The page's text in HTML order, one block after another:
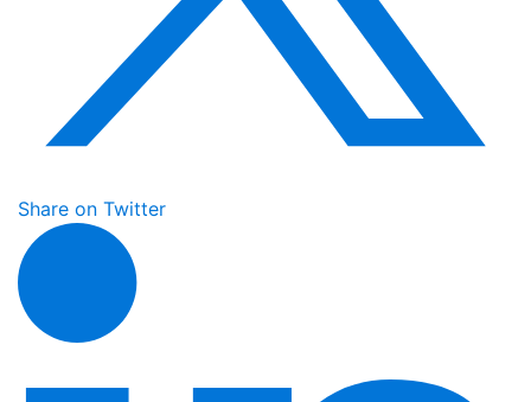
Share on Twitter